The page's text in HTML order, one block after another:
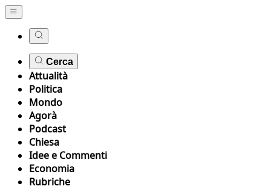
Cerca
Attualità
Politica
Mondo
Agorà
Podcast
Chiesa
Idee e Commenti
Economia
Rubriche